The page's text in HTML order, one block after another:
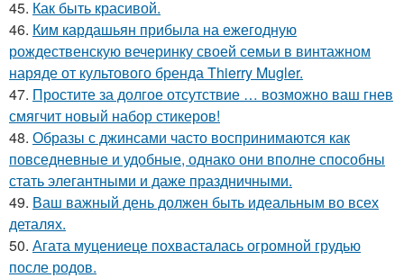
45. Как быть красивой.
46. Ким кардашьян прибыла на ежегодную
рождественскую вечеринку своей семьи в винтажном
наряде от культового бренда Thierry Mugler.
47. Простите за долгое отсутствие … возможно ваш гнев
смягчит новый набор стикеров!
48. Образы с джинсами часто воспринимаются как
повседневные и удобные, однако они вполне способны
стать элегантными и даже праздничными.
49. Ваш важный день должен быть идеальным во всех
деталях.
50. Агата муцениеце похвасталась огромной грудью
после родов.